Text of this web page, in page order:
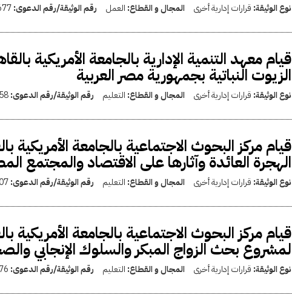
نوع الوثيقة: قرارات إدارية أخرى المجال و القطاع: العمل رقم الوثيقة/رقم الدعوى:
قيام معهد التنمية الإدارية بالجامعة الأمريكية
الزيوت النباتية بجمهورية مصر العربية
نوع الوثيقة: قرارات إدارية أخرى المجال و القطاع: التعليم رقم الوثيقة/رقم الدعوى:
قيام مركز البحوث الاجتماعية بالجامعة الأمريكية
الهجرة العائدة وآثارها على الاقتصاد والمجتمع
نوع الوثيقة: قرارات إدارية أخرى المجال و القطاع: التعليم رقم الوثيقة/رقم الدعوى:
قيام مركز البحوث الاجتماعية بالجامعة الأمريكية
لمشروع بحث الزواج المبكر والسلوك الإنجابي
نوع الوثيقة: قرارات إدارية أخرى المجال و القطاع: التعليم رقم الوثيقة/رقم الدعوى: